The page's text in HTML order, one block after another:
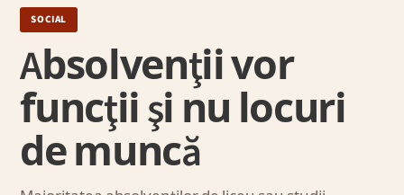
SOCIAL
Absolvenţii vor
funcţii şi nu locuri
de muncă